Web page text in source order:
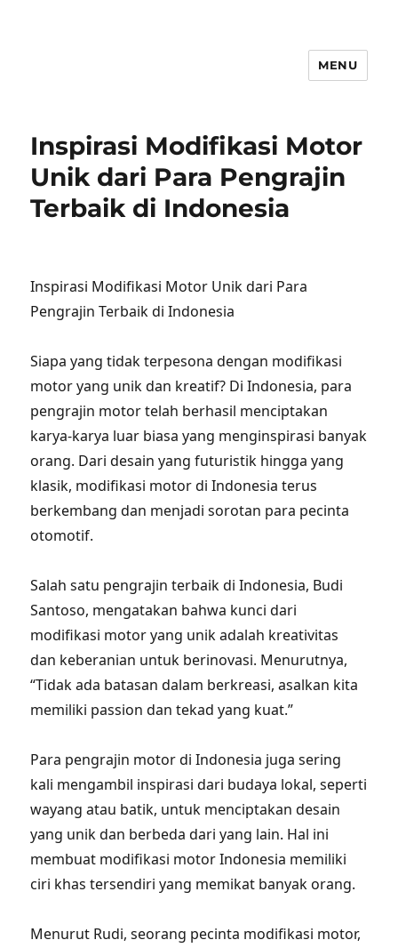
MENU
Inspirasi Modifikasi Motor
Unik dari Para Pengrajin
Terbaik di Indonesia
Inspirasi Modifikasi Motor Unik dari Para
Pengrajin Terbaik di Indonesia
Siapa yang tidak terpesona dengan modifikasi
motor yang unik dan kreatif? Di Indonesia, para
pengrajin motor telah berhasil menciptakan
karya-karya luar biasa yang menginspirasi banyak
orang. Dari desain yang futuristik hingga yang
klasik, modifikasi motor di Indonesia terus
berkembang dan menjadi sorotan para pecinta
otomotif.
Salah satu pengrajin terbaik di Indonesia, Budi
Santoso, mengatakan bahwa kunci dari
modifikasi motor yang unik adalah kreativitas
dan keberanian untuk berinovasi. Menurutnya,
“Tidak ada batasan dalam berkreasi, asalkan kita
memiliki passion dan tekad yang kuat.”
Para pengrajin motor di Indonesia juga sering
kali mengambil inspirasi dari budaya lokal, seperti
wayang atau batik, untuk menciptakan desain
yang unik dan berbeda dari yang lain. Hal ini
membuat modifikasi motor Indonesia memiliki
ciri khas tersendiri yang memikat banyak orang.
Menurut Rudi, seorang pecinta modifikasi motor,